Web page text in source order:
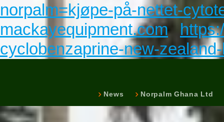
norpalm=kjøpe-på-nettet-
mackayequipment.com
cyclobenzaprine-new-
News Norpalm Ghana Ltd